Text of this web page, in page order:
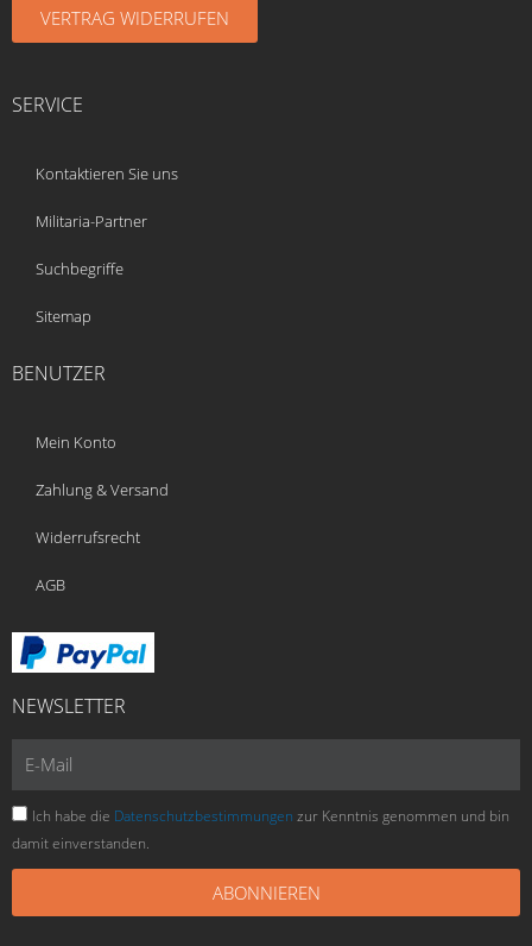
VERTRAG WIDERRUFEN
SERVICE
Kontaktieren Sie uns
Militaria-Partner
Suchbegriffe
Sitemap
BENUTZER
Mein Konto
Zahlung & Versand
Widerrufsrecht
AGB
NEWSLETTER
Mail
Ich habe die Datenschutzbestimmungen zur Kenntnis genommen und bin
damit einverstanden.
ABONNIEREN